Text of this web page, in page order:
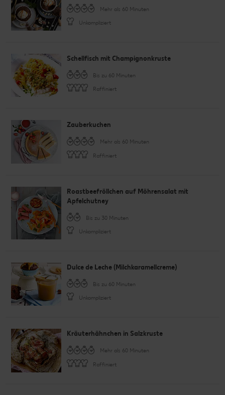
Mehr als 60 Minuten
Unkompliziert
Schellfisch mit Champignonkruste
Bis zu 60 Minuten
Raffiniert
Zauberkuchen
Mehr als 60 Minuten
Raffiniert
Roastbeefröllchen auf Möhrensalat mit
Apfelchutney
Bis zu 30 Minuten
Unkompliziert
Dulce de Leche (Milchkaramellcreme)
Bis zu 60 Minuten
Unkompliziert
Kräuterhähnchen in Salzkruste
Mehr als 60 Minuten
Raffiniert